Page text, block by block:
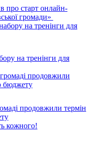
про старт онлайн-
громади»
на тренінги для
продовжили термін